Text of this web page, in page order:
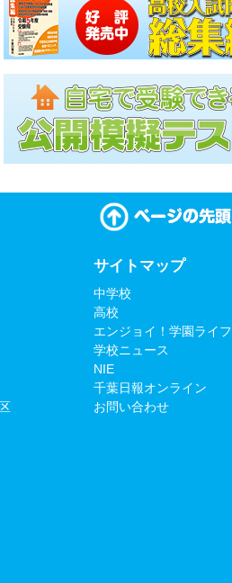
サイトマップ
中学校
高校
エンジョイ！学園ライフ
学校ニュース
NIE
千葉日報オンライン
お問い合わせ